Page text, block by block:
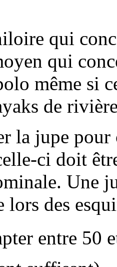
qui
qui
même si
de
la jupe
ci doit
Une
lors des
entre 50